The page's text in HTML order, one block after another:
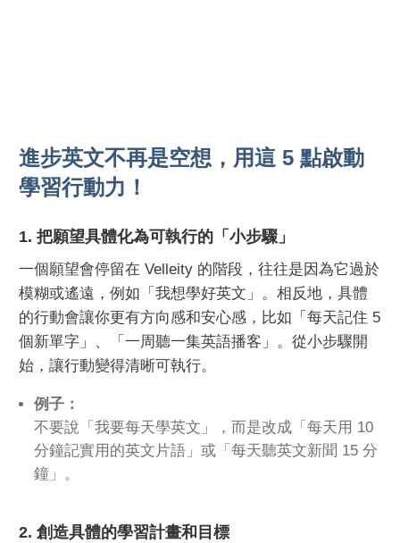
進步英文不再是空想，用這 5 點啟動
學習行動力！
1. 把願望具體化為可執行的「小步驟」
一個願望會停留在 Velleity 的階段，往往是因為它過於
模糊或遙遠，例如「我想學好英文」。相反地，具體
的行動會讓你更有方向感和安心感，比如「每天記住 5
個新單字」、「一周聽一集英語播客」。從小步驟開
始，讓行動變得清晰可執行。
例子：
不要說「我要每天學英文」，而是改成「每天用 10
分鐘記實用的英文片語」或「每天聽英文新聞 15 分
鐘」。
2. 創造具體的學習計畫和目標